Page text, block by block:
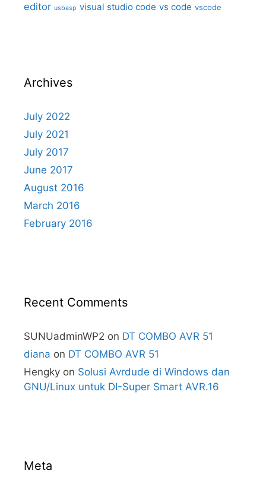
editor usbasp visual studio code vs code vscode
Archives
July 2022
July 2021
July 2017
June 2017
August 2016
March 2016
February 2016
Recent Comments
SUNUadminWP2 on DT COMBO AVR 51
diana on DT COMBO AVR 51
Hengky on Solusi Avrdude di Windows dan
GNU/Linux untuk DI-Super Smart AVR.16
Meta